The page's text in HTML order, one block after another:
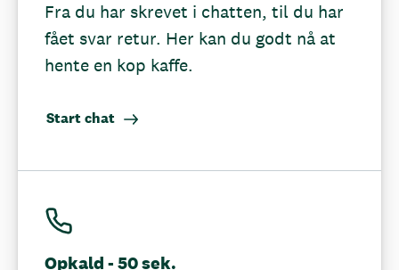
Fra du har skrevet i chatten, til du har
fået svar retur. Her kan du godt nå at
hente en kop kaffe.
Start chat
Opkald - 50 sek.